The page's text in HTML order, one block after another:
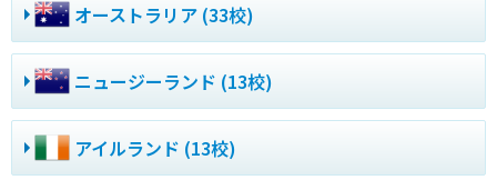
オーストラリア (33校)
ニュージーランド (13校)
アイルランド (13校)